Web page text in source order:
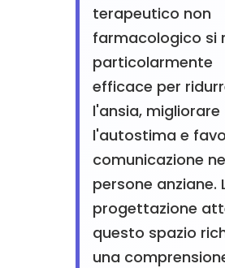
terapeutico non
farmacologico si
particolarmente
efficace per
l'ansia, migliorare
l'autostima e
comunicazione
persone anziane.
progettazione
questo spazio
una